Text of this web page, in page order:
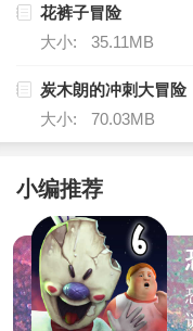
花裤子冒险
大小:
35.11MB
炭木朗的冲刺大冒险
大小:
70.03MB
小编推荐